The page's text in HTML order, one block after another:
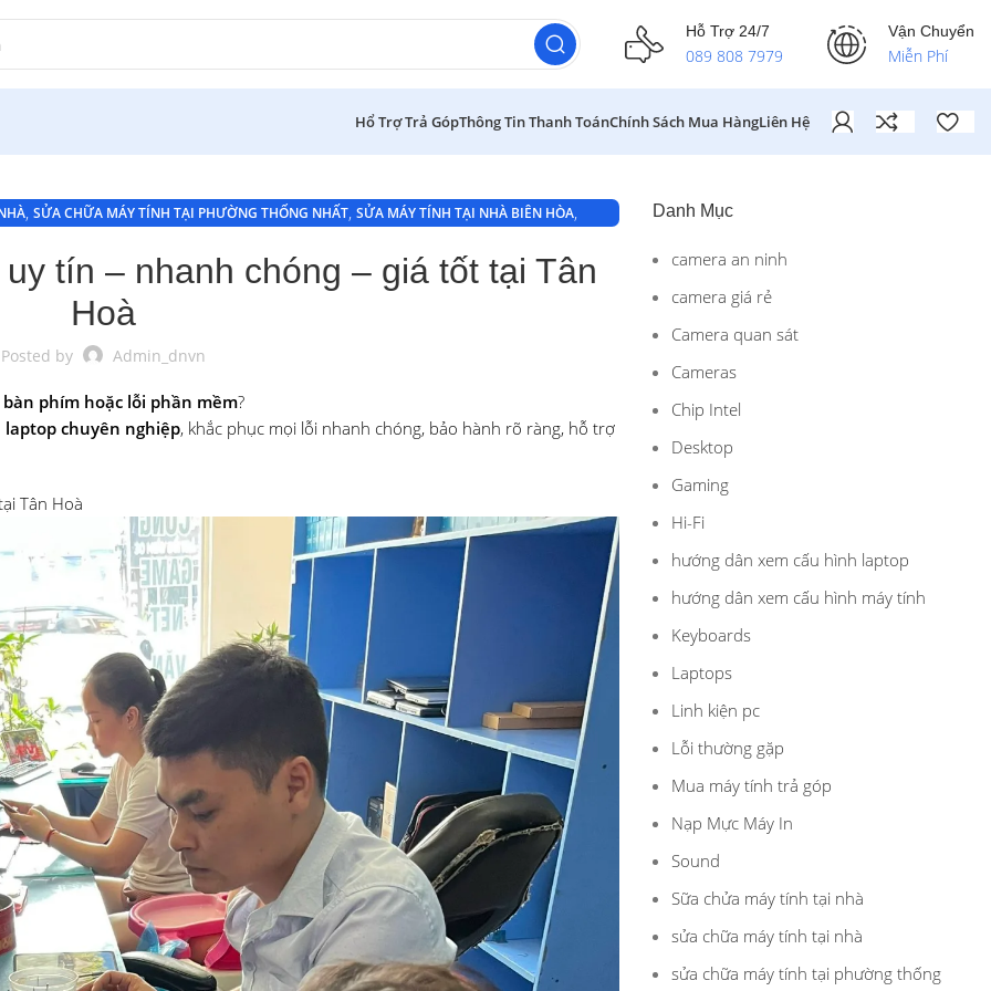
Hỗ Trợ 24/7
089 808 7979
Vận Chuyển
Miễn Phí
Hổ Trợ Trả GópThông Tin Thanh ToánChính Sách Mua HàngLiên Hệ
, SỬA CHỮA MÁY TÍNH TẠI PHƯỜNG THỐNG NHẤT, SỬA MÁY TÍNH TẠI NHÀ BIÊN HÒA,
tín – nhanh chóng – giá tốt tại Tân
Hoà
Posted by Admin_dnvn
phím hoặc lỗi phần mềm?
chuyên nghiệp, khắc phục mọi lỗi nhanh chóng, bảo hành rõ ràng, hỗ trợ
Tân Hoà
Danh Mục
camera an ninh
camera giá rẻ
Camera quan sát
Cameras
Chip Intel
Desktop
Gaming
Hi-Fi
hướng dân xem cấu hình laptop
hướng dân xem cấu hình máy tính
Keyboards
Laptops
Linh kiện pc
Lỗi thường gặp
Mua máy tính trả góp
Nạp Mực Máy In
Sound
Sữa chửa máy tính tại nhà
sửa chữa máy tính tại nhà
sửa chữa máy tính tại phường thống